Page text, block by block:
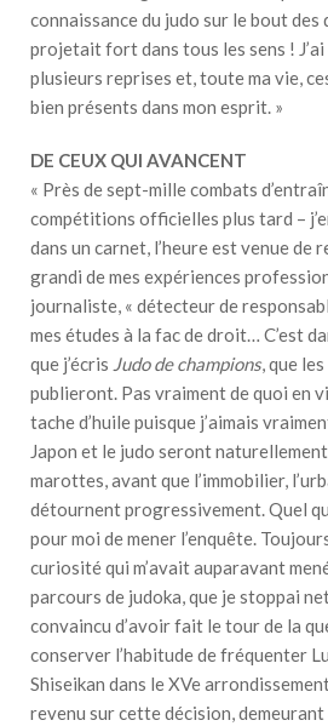
connaissance du judo sur le bout
projetait fort dans tous les sens !
plusieurs reprises et, toute ma vie,
bien présents dans mon esprit. »
DE CEUX QUI AVANCENT
« Près de sept-mille combats
compétitions officielles plus tard –
dans un carnet, l’heure est venue de
grandi de mes expériences
journaliste, « détecteur de
mes études à la fac de droit… C’est
que j’écris Judo de champions, que
publieront. Pas vraiment de quoi en
tache d’huile puisque j’aimais
Japon et le judo seront
marottes, avant que l’immobilier,
détournent progressivement. Quel
pour moi de mener l’enquête.
curiosité qui m’avait auparavant
parcours de judoka, que je stoppai
convaincu d’avoir fait le tour de la
conserver l’habitude de fréquenter
Shiseikan dans le XVe
revenu sur cette décision,